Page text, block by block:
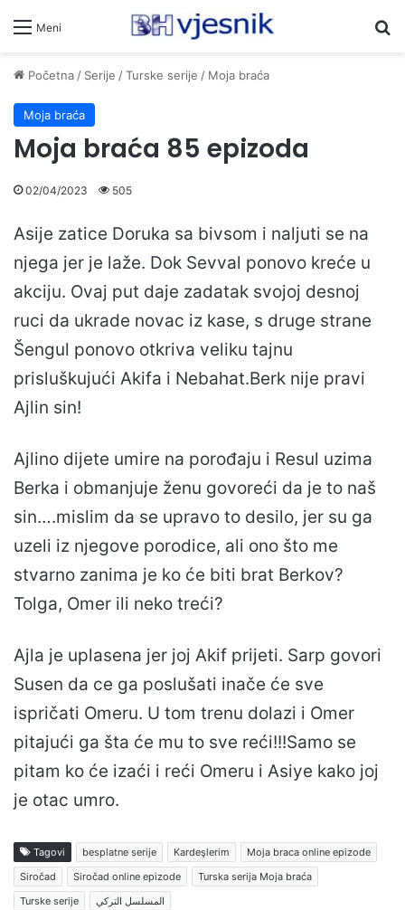
Meni
Početna/ Serije /Turske serije / Moja braća
Moja braća
Moja braća 85 epizoda
02/04/2023 505
Asije zatice Doruka sa bivsom i naljuti se na
njega jer je laže. Dok Sevval ponovo kreće u
akciju. Ovaj put daje zadatak svojoj desnoj
ruci da ukrade novac iz kase, s druge strane
Šengul ponovo otkriva veliku tajnu
prisluškujući Akifa i Nebahat.Berk nije pravi
Ajlin sin!
Ajlino dijete umire na porođaju i Resul uzima
Berka i obmanjuje ženu govoreći da je to naš
sin….mislim da se upravo to desilo, jer su ga
uzeli iz njegove porodice, ali ono što me
stvarno zanima je ko će biti brat Berkov?
Tolga, Omer ili neko treći?
Ajla je uplasena jer joj Akif prijeti. Sarp govori
Susen da ce ga poslušati inače će sve
ispričati Omeru. U tom trenu dolazi i Omer
pitajući ga šta će mu to sve reći!!!Samo se
pitam ko će izaći i reći Omeru i Asiye kako joj
je otac umro.
Tagovi besplatne serije Kardeşlerim
Moja braca online epizode
Siročad
Siročad online epizode
Turska serija Moja braća
Turske serije
المسلسل التركي